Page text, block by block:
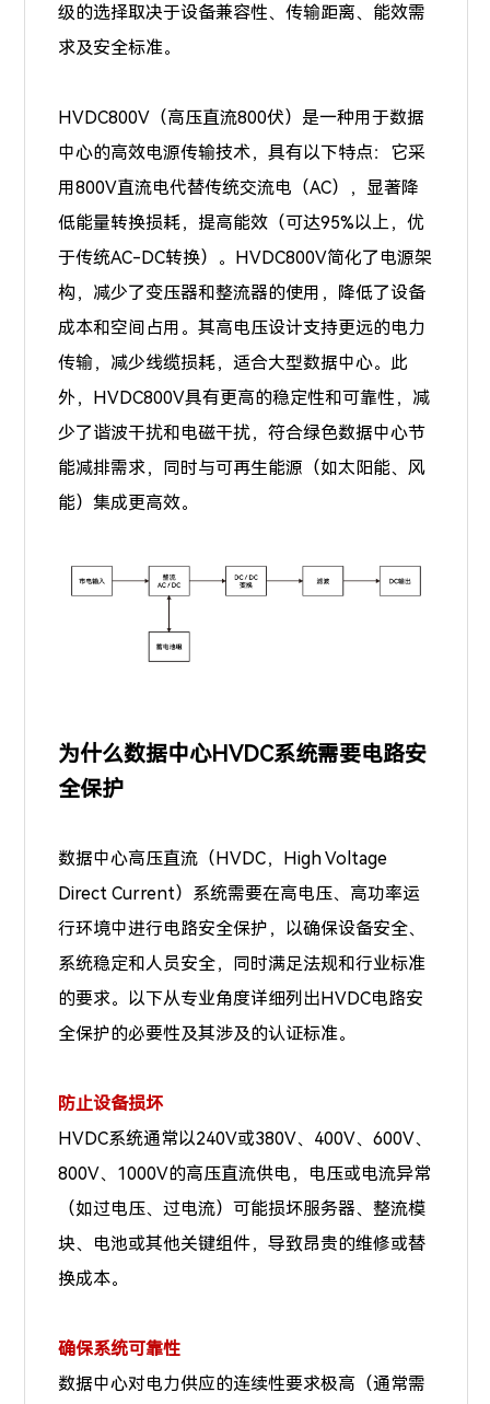
级的选择取决于设备兼容性、传输距离、能效需
求及安全标准。
HVDC800V（高压直流800伏）是一种用于数据
中心的高效电源传输技术，具有以下特点：它采
用800V直流电代替传统交流电（AC），显著降
低能量转换损耗，提高能效（可达95%以上，优
于传统AC-DC转换）。HVDC800V简化了电源架
构，减少了变压器和整流器的使用，降低了设备
成本和空间占用。其高电压设计支持更远的电力
传输，减少线缆损耗，适合大型数据中心。此
外，HVDC800V具有更高的稳定性和可靠性，减
少了谐波干扰和电磁干扰，符合绿色数据中心节
能减排需求，同时与可再生能源（如太阳能、风
能）集成更高效。
为什么数据中心HVDC系统需要电路安
全保护
数据中心高压直流（HVDC，High Voltage
Direct Current）系统需要在高电压、高功率运
行环境中进行电路安全保护，以确保设备安全、
系统稳定和人员安全，同时满足法规和行业标准
的要求。以下从专业角度详细列出HVDC电路安
全保护的必要性及其涉及的认证标准。
防止设备损坏
HVDC系统通常以240V或380V、400V、600V、
800V、1000V的高压直流供电，电压或电流异常
（如过电压、过电流）可能损坏服务器、整流模
块、电池或其他关键组件，导致昂贵的维修或替
换成本。
确保系统可靠性
数据中心对电力供应的连续性要求极高（通常需